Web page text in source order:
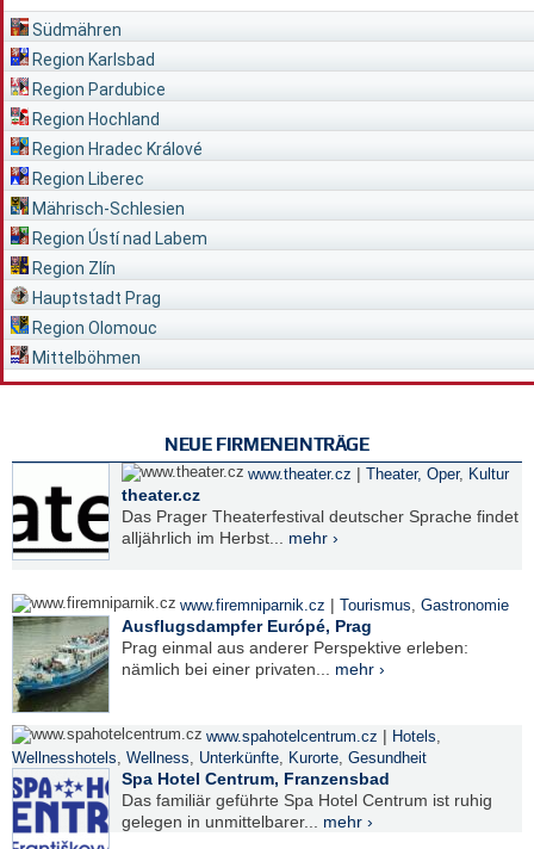
Südmähren
Region Karlsbad
Region Pardubice
Region Hochland
Region Hradec Králové
Region Liberec
Mährisch-Schlesien
Region Ústí nad Labem
Region Zlín
Hauptstadt Prag
Region Olomouc
Mittelböhmen
NEUE FIRMENEINTRÄGE
www.theater.cz | Theater, Oper, Kultur
theater.cz
Das Prager Theaterfestival deutscher Sprache findet
alljährlich im Herbst... mehr ›
www.firemniparnik.cz | Tourismus, Gastronomie
Ausflugsdampfer Európé, Prag
Prag einmal aus anderer Perspektive erleben:
nämlich bei einer privaten... mehr ›
www.spahotelcentrum.cz | Hotels,
Wellnesshotels, Wellness, Unterkünfte, Kurorte, Gesundheit
Spa Hotel Centrum, Franzensbad
Das familiär geführte Spa Hotel Centrum ist ruhig
gelegen in unmittelbarer... mehr ›